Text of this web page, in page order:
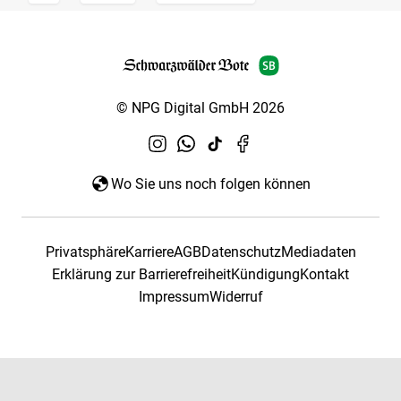
© NPG Digital GmbH 2026
Wo Sie uns noch folgen können
PrivatsphäreKarriereAGBDatenschutzMediadaten
Erklärung zur BarrierefreiheitKündigungKontakt
ImpressumWiderruf